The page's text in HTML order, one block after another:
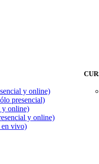
y online)
presencial)
y online)
y online)
en vivo)